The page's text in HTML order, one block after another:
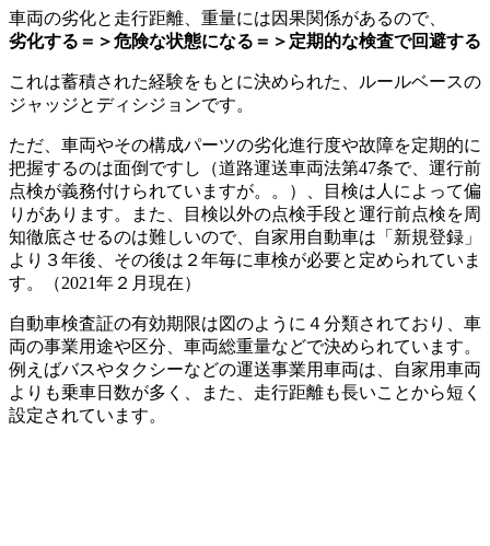
車両の劣化と走行距離、重量には因果関係があるので、
劣化する＝＞危険な状態になる＝＞定期的な検査で回避する
これは蓄積された経験をもとに決められた、ルールベースの
ジャッジとディシジョンです。
ただ、車両やその構成パーツの劣化進行度や故障を定期的に
把握するのは面倒ですし（道路運送車両法第47条で、運行前
点検が義務付けられていますが。。）、目検は人によって偏
りがあります。また、目検以外の点検手段と運行前点検を周
知徹底させるのは難しいので、自家用自動車は「新規登録」
より３年後、その後は２年毎に車検が必要と定められていま
す。（2021年２月現在）
自動車検査証の有効期限は図のように４分類されており、車
両の事業用途や区分、車両総重量などで決められています。
例えばバスやタクシーなどの運送事業用車両は、自家用車両
よりも乗車日数が多く、また、走行距離も長いことから短く
設定されています。